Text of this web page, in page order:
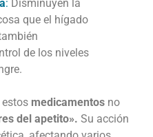
: Disminuyen la
que el hígado
de los niveles
medicamentos no
del apetito». Su acción